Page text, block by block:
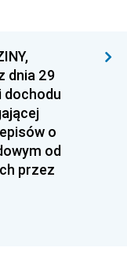
dnia 29
dochodu
o
od
przez